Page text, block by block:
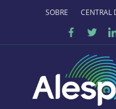
Ir para o conteúdo
SOBRE O PORTAL
CENTRAL